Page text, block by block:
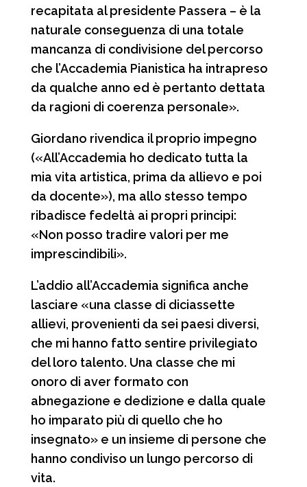
recapitata al presidente Passera – è la
naturale conseguenza di una totale
mancanza di condivisione del percorso
che l’Accademia Pianistica ha intrapreso
da qualche anno ed è pertanto dettata
da ragioni di coerenza personale».
Giordano rivendica il proprio impegno
(«All’Accademia ho dedicato tutta la
mia vita artistica, prima da allievo e poi
da docente»), ma allo stesso tempo
ribadisce fedeltà ai propri principi:
«Non posso tradire valori per me
imprescindibili».
L’addio all’Accademia significa anche
lasciare «una classe di diciassette
allievi, provenienti da sei paesi diversi,
che mi hanno fatto sentire privilegiato
del loro talento. Una classe che mi
onoro di aver formato con
abnegazione e dedizione e dalla quale
ho imparato più di quello che ho
insegnato» e un insieme di persone che
hanno condiviso un lungo percorso di
vita.